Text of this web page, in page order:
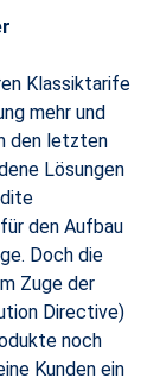
Klassiktarife
mehr und
den letzten
Lösungen
den Aufbau
Doch die
Zuge der
Directive)
noch
Kunden ein